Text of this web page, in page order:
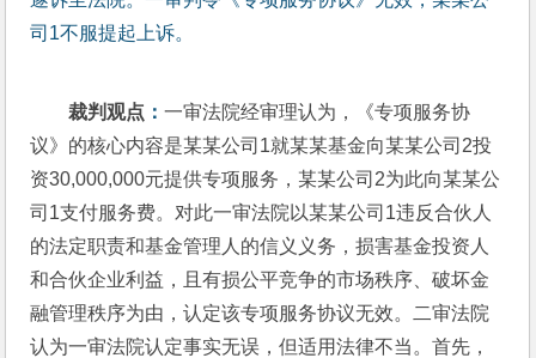
司1不服提起上诉。
裁判观点 ：一审法院经审理认为，《专项服务协
议》的核心内容是某某公司1就某某基金向某某公司2投
资30,000,000元提供专项服务，某某公司2为此向某某公
司1支付服务费。对此一审法院以某某公司1违反合伙人
的法定职责和基金管理人的信义义务，损害基金投资人
和合伙企业利益，且有损公平竞争的市场秩序、破坏金
融管理秩序为由，认定该专项服务协议无效。二审法院
认为一审法院认定事实无误，但适用法律不当。首先，